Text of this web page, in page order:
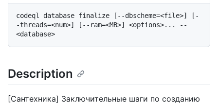
codeql database finalize [--dbscheme=<file>] [-
-threads=<num>] [--ram=<MB>] <options>... --
Description
[Сантехника] Заключительные шаги по созданию